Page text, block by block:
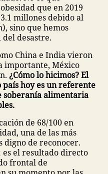
que en 2019
millones debido al
sino que hemos
desastre.
China e India vieron
importante, México
¿Cómo lo hicimos? El
país hoy es un referente
soberanía alimentaria
de 68/100 en
una de las más
digno de reconocer.
el resultado directo
frontal de